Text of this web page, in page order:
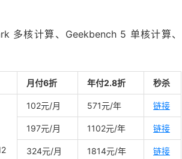
多核计算、Geekbench 5 单核计算、
月付6折 年付2.8折 秒杀
102元/月 571元/年 链接
197元/月 1102元/年 链接
324元/月 1814元/年 链接